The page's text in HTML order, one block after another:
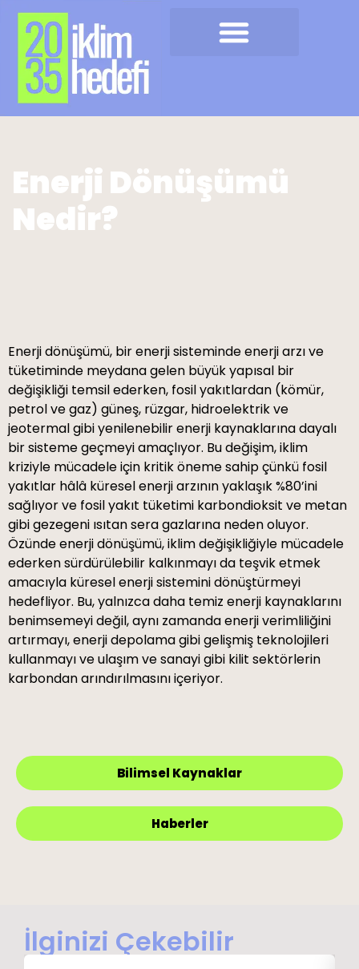
Enerji Dönüşümü
Nedir?
Enerji dönüşümü, bir enerji sisteminde enerji arzı ve
tüketiminde meydana gelen büyük yapısal bir
değişikliği temsil ederken, fosil yakıtlardan (kömür,
petrol ve gaz) güneş, rüzgar, hidroelektrik ve
jeotermal gibi yenilenebilir enerji kaynaklarına dayalı
bir sisteme geçmeyi amaçlıyor. Bu değişim, iklim
kriziyle mücadele için kritik öneme sahip çünkü fosil
yakıtlar hâlâ küresel enerji arzının yaklaşık %80’ini
sağlıyor ve fosil yakıt tüketimi karbondioksit ve metan
gibi gezegeni ısıtan sera gazlarına neden oluyor.
Özünde enerji dönüşümü, iklim değişikliğiyle mücadele
ederken sürdürülebilir kalkınmayı da teşvik etmek
amacıyla küresel enerji sistemini dönüştürmeyi
hedefliyor. Bu, yalnızca daha temiz enerji kaynaklarını
benimsemeyi değil, aynı zamanda enerji verimliliğini
artırmayı, enerji depolama gibi gelişmiş teknolojileri
kullanmayı ve ulaşım ve sanayi gibi kilit sektörlerin
karbondan arındırılmasını içeriyor.
Bilimsel Kaynaklar
Haberler
İlginizi Çekebilir